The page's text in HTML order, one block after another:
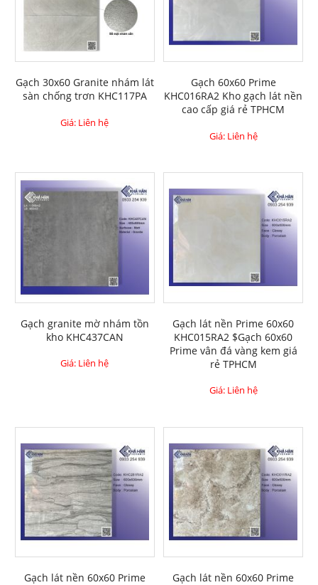
Gạch 30x60 Granite nhám lát
sàn chống trơn KHC117PA
Giá: Liên hệ
Gạch 60x60 Prime
KHC016RA2 Kho gạch lát nền
cao cấp giá rẻ TPHCM
Giá: Liên hệ
Gạch granite mờ nhám tồn
kho KHC437CAN
Giá: Liên hệ
Gạch lát nền Prime 60x60
KHC015RA2 $Gạch 60x60
Prime vân đá vàng kem giá
rẻ TPHCM
Giá: Liên hệ
Gạch lát nền 60x60 Prime
Gạch lát nền 60x60 Prime